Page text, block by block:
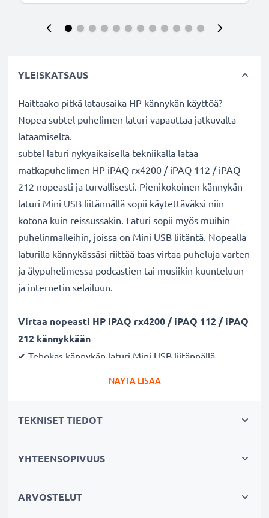
YLEISKATSAUS
Haittaako pitkä latausaika HP kännykän käyttöä?
Nopea subtel puhelimen laturi vapauttaa jatkuvalta
lataamiselta.
subtel laturi nykyaikaisella tekniikalla lataa
matkapuhelimen HP iPAQ rx4200 / iPAQ 112 / iPAQ
212 nopeasti ja turvallisesti. Pienikokoinen kännykän
laturi Mini USB liitännällä sopii käytettäväksi niin
kotona kuin reissussakin. Laturi sopii myös muihin
puhelinmalleihin, joissa on Mini USB liitäntä. Nopealla
laturilla kännykässäsi riittää taas virtaa puheluja varten
ja älypuhelimessa podcastien tai musiikin kuunteluun
ja internetin selailuun.
Virtaa nopeasti HP iPAQ rx4200 / iPAQ 112 / iPAQ
212 kännykkään
✔ Tehokas kännykän laturi Mini USB liitännällä
✔ Hellävarainen ja turvallinen lataus - moderni
NÄYTÄ LISÄÄ
TEKNISET TIEDOT
YHTEENSOPIVUUS
ARVOSTELUT